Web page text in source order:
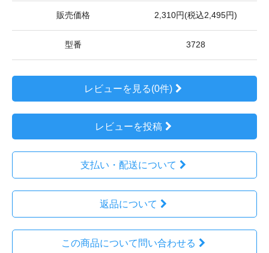
販売価格 2,310円(税込2,495円)
型番 3728
レビューを見る(0件)
レビューを投稿
支払い・配送について
返品について
この商品について問い合わせる